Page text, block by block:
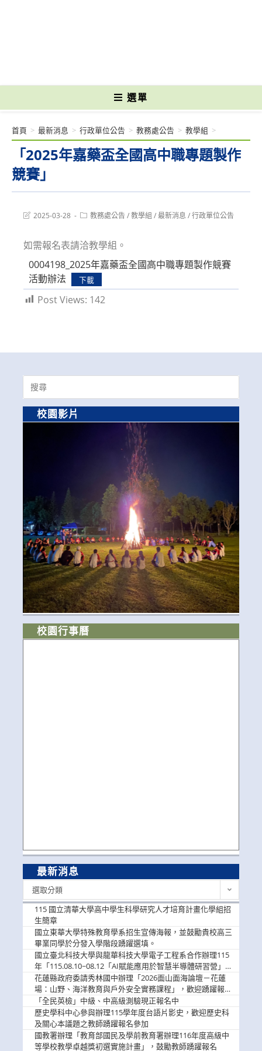
選單
「2025年嘉藥盃全國高中職專題製作
競賽」
首頁 > 最新消息 > 行政單位公告 > 教務處公告 > 教學組 >
Post2025-03-28
Post教務處公告/教學組 /最新消息 /行政單位公告
如需報名表請洽教學組。
0004198_2025年嘉藥盃全國高中職專題製作競賽
活動辦法
下載
Post Views: 142
Search
for:
校園影片
校園行事曆
最新消息
選取分類
115 國立清華大學高中學生科學研究人才培育計畫化學組招
生簡章
國立東華大學特殊教育學系招生宣傳海報，並鼓勵貴校高三
畢業同學於分發入學階段踴躍選填。
國立臺北科技大學與龍華科技大學電子工程系合作辦理115
年「115.08.10~08.12「AI賦能應用於智慧半導體研習營」，
歡迎學生踴躍報名參加
花蓮縣政府委請秀林國中辦理「2026面山面海論壇－花蓮
場：山野、海洋教育與戶外安全實務課程」，歡迎踴躍報名
參加
「全民英檢」中級、中高級測驗現正報名中
歷史學科中心參與辦理115學年度台語片影史，歡迎歷史科
及關心本議題之教師踴躍報名參加
國教署辦理「教育部國民及學前教育署辦理116年度高級中
等學校教學卓越獎初選實施計畫」，鼓勵教師踴躍報名